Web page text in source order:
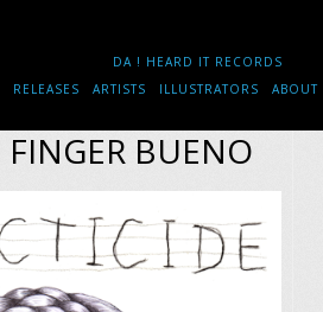
DA ! HEARD IT RECORDS
RELEASES
ARTISTS ILLUSTRATORS ABOUT
FINGER BUENO